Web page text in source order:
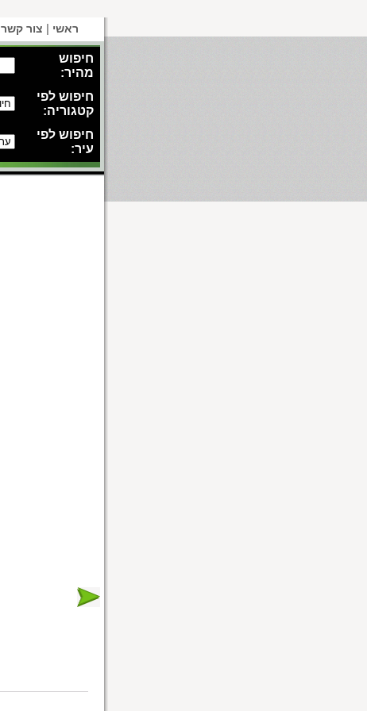
ראשי | צור קשר
חיפוש
מהיר:
חיפוש לפי
קטגוריה:
חיפוש לפי
עיר: